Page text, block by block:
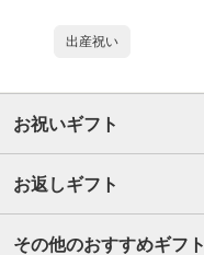
出産祝い
お祝いギフト
お返しギフト
その他のおすすめギフト